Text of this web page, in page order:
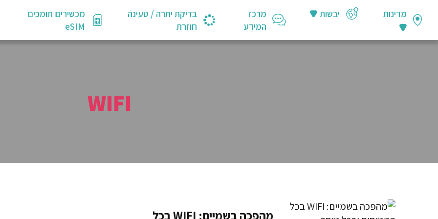
מדינות יבשות
מרכז
המידע
בדיקת יתרה / טעינה
חוזרת
מכשירים תומכים
eSIM
WIFI
מהפכה בשמיים: WIFI בכל